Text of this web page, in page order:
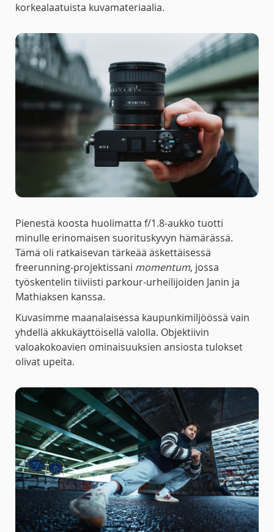
korkealaatuista kuvamateriaalia.
Pienestä koosta huolimatta f/1.8-aukko tuotti
minulle erinomaisen suorituskyvyn hämärässä.
Tämä oli ratkaisevan tärkeää äskettäisessä
freerunning-projektissani momentum, jossa
työskentelin tiiviisti parkour-urheilijoiden Janin ja
Mathiaksen kanssa.
Kuvasimme maanalaisessa kaupunkimiljöössä vain
yhdellä akkukäyttöisellä valolla. Objektiivin
valoakokoavien ominaisuuksien ansiosta tulokset
olivat upeita.